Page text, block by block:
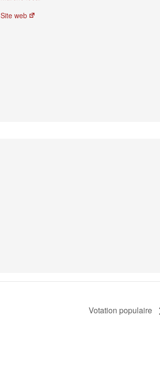
Site web
Votation populaire